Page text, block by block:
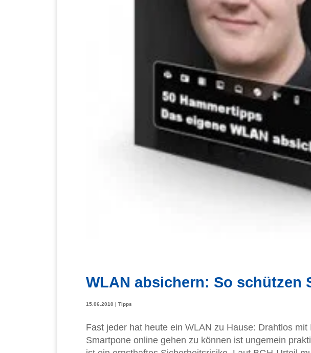
WLAN absichern: So schützen
15.06.2010 | Tipps
Fast jeder hat heute ein WLAN zu Hause: Drahtlos
Smartpone online gehen zu können ist ungemein